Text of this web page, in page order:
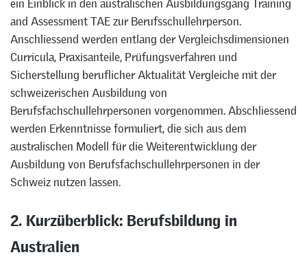
ein Einblick in den australischen Ausbildungsgang Training
and Assessment TAE zur Berufsschullehrperson.
Anschliessend werden entlang der Vergleichsdimensionen
Curricula, Praxisanteile, Prüfungsverfahren und
Sicherstellung beruflicher Aktualität Vergleiche mit der
schweizerischen Ausbildung von
Berufsfachschullehrpersonen vorgenommen. Abschliessend
werden Erkenntnisse formuliert, die sich aus dem
australischen Modell für die Weiterentwicklung der
Ausbildung von Berufsfachschullehrpersonen in der
Schweiz nutzen lassen.
2. Kurzüberblick: Berufsbildung in
Australien